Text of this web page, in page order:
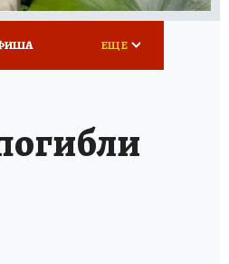
ЕЩЕ